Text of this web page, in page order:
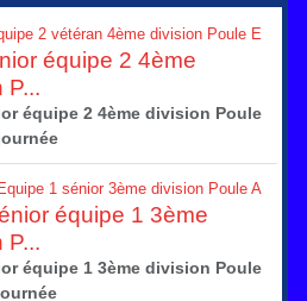
2 vétéran 4ème division Poule E
équipe 2 4ème
P...
équipe 2 4ème division Poule
Equipe 1 sénior 3ème division Poule A
équipe 1 3ème
P...
équipe 1 3ème division Poule